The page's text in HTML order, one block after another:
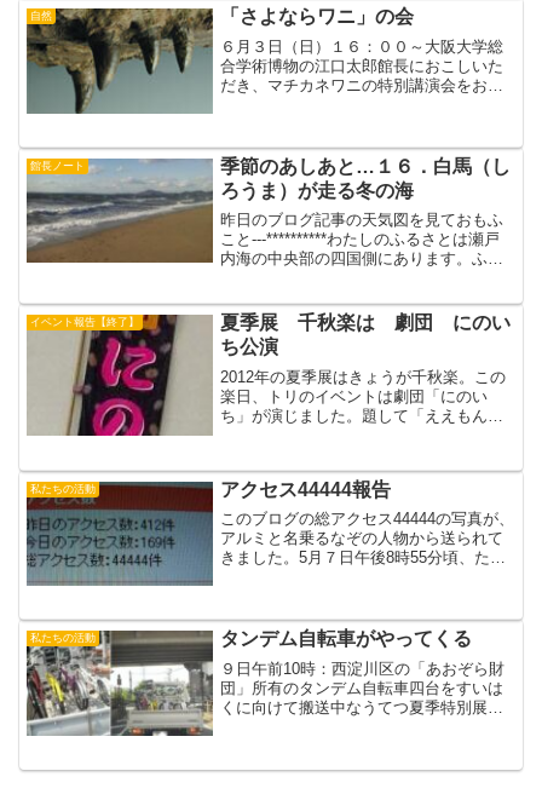
上の人がやってきて大好評のうちに幕を
閉じました。しかし、み...
自然 「さよならワニ」の会
６月３日（日）１６：００～大阪大学総
合学術博物の江口太郎館長におこしいた
だき、マチカネワニの特別講演会をおこ
う違うかを２枚の絵を示...
館長ノート
季節のあしあと…１６．白馬（し
ろうま）が走る冬の海
昨日のブログ記事の天気図を見ておもふ
こと---**********わたしのふるさとは瀬戸
内海の中央部の四国側にあります。ふだ
風が吹き、沖に一面、小さな波頭がたち
ます。子...
イベント報告【終了】
夏季展 千秋楽は 劇団 にのい
ち公演
2012年の夏季展はきょうが千秋楽。この
楽日、トリのイベントは劇団「にのい
ち」が演じました。題して「ええもん見
を劇で笑わせてくれました。劇団「にの
いち」は当時の東佐...
私たちの活動 アクセス44444報告
このブログの総アクセス44444の写真が、
アルミと名乗るなぞの人物から送られて
きました。5月７日午後8時55分頃、たま
（ウッ）シッシッシッシッシッとつぶや
いたのかどうか...
私たちの活動 タンデム自転車がやってくる
９日午前10時：西淀川区の「あおぞら財
団」所有のタンデム自転車四台をすいは
くに向けて搬送中なうてつ夏季特別展プ